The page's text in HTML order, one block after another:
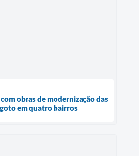
obras de modernização das
em quatro bairros